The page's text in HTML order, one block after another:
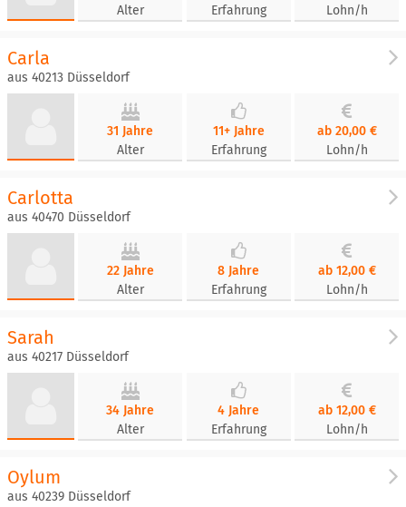
Alter
Erfahrung
Lohn/h
Carla
aus 40213 Düsseldorf
31 Jahre
Alter
11+ Jahre
Erfahrung
ab 20,00 €
Lohn/h
Carlotta
aus 40470 Düsseldorf
22 Jahre
Alter
8 Jahre
Erfahrung
ab 12,00 €
Lohn/h
Sarah
aus 40217 Düsseldorf
34 Jahre
Alter
4 Jahre
Erfahrung
ab 12,00 €
Lohn/h
Oylum
aus 40239 Düsseldorf